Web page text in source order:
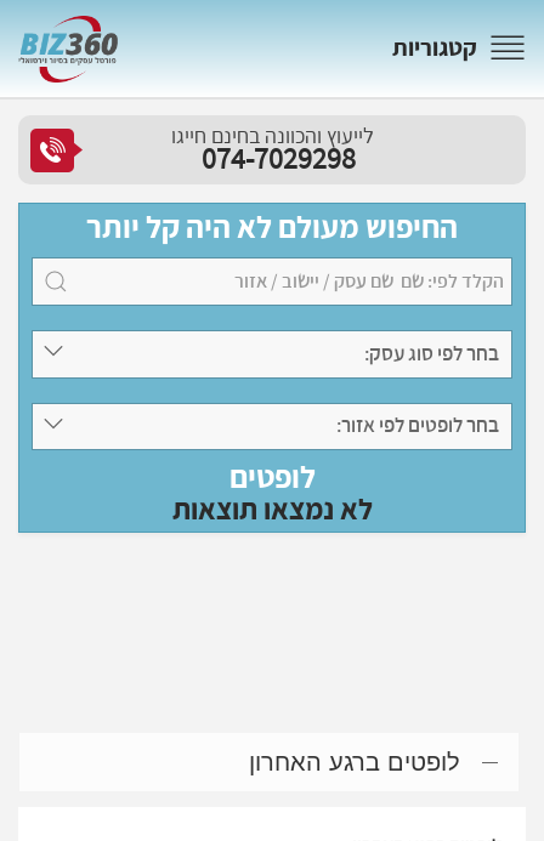
קטגוריות
לייעוץ והכוונה בחינם חייגו
074-7029298
החיפוש מעולם לא היה קל יותר
בחר לפי סוג עסק:
בחר לופטים לפי אזור:
לופטים
לא נמצאו תוצאות
לופטים ברגע האחרון